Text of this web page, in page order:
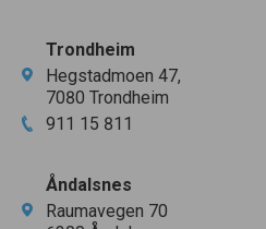
Trondheim
Hegstadmoen 47,
7080 Trondheim
911 15 811
Åndalsnes
Raumavegen 70